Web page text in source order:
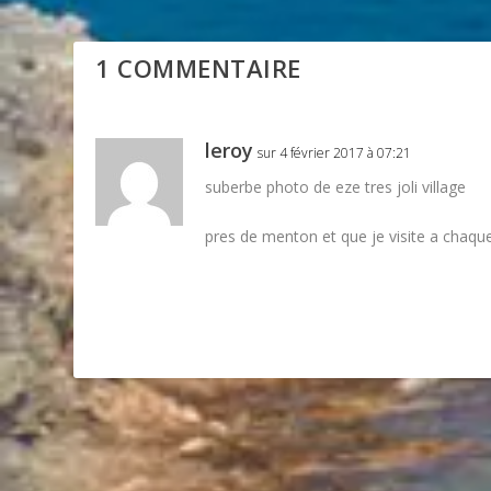
1 COMMENTAIRE
leroy sur 4 février 2017 à 07:21
suberbe photo de eze tres joli village
pres de menton et que je visite a